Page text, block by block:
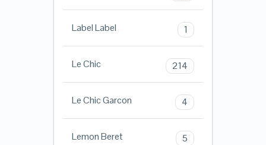
Label Label 1
Le Chic 214
Le Chic Garcon 4
Lemon Beret 5